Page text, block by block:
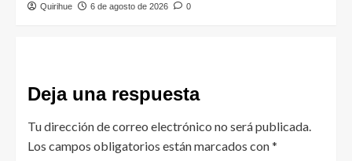
Quirihue 6 de agosto de 2026 0
Deja una respuesta
Tu dirección de correo electrónico no será publicada.
Los campos obligatorios están marcados con*